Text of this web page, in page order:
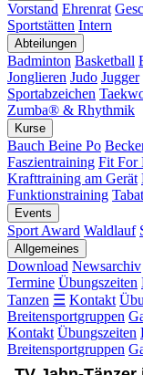
Vorstand Ehrenrat
Sportstätten Intern
Abteilungen
Badminton Basketball
Jonglieren Judo Jugger
Sportabzeichen
Zumba® & Rhythmik
Kurse
Bauch Beine Po
Faszientraining Fit For
Krafttraining am Gerät
Funktionstraining
Events
Sport Award Waldlauf
Allgemeines
Download Newsarchiv
Termine Übungszeiten
Tanzen ☰ Kontakt
Breitensportgruppen
Kontakt Übungszeiten
Breitensportgruppen